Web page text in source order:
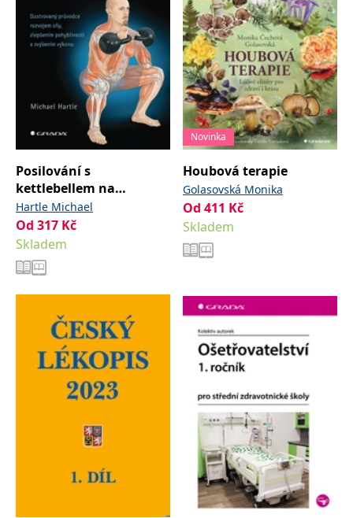
Posilování s
kettlebellem na
anatomických
základech
Hartle Michael
Od 317 Kč
Skladem
Novinka
Houbová terapie
Golasovská Monika
Od 411 Kč
Skladem